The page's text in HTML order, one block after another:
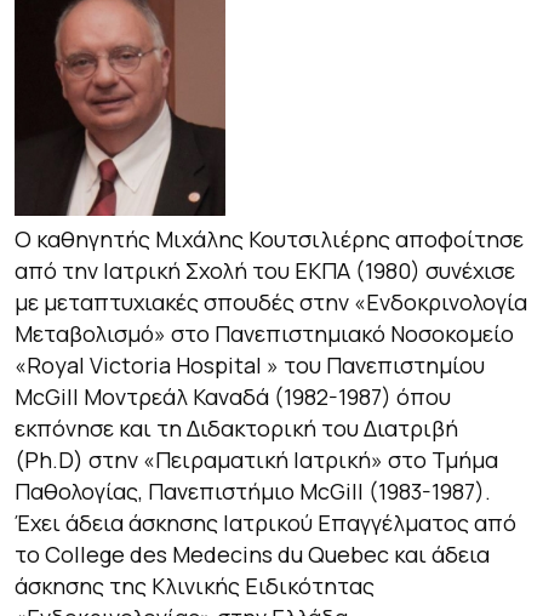
O καθηγητής Μιχάλης Κουτσιλιέρης αποφοίτησε
από την Ιατρική Σχολή του ΕΚΠΑ (1980) συνέχισε
με μεταπτυχιακές σπουδές στην «Ενδοκρινολογία
Μεταβολισμό» στο Πανεπιστημιακό Νοσοκομείο
«Royal Victoria Hospital » του Πανεπιστημίου
McGill Μοντρεάλ Καναδά (1982-1987) όπου
εκπόνησε και τη Διδακτορική του Διατριβή
(Ph.D) στην «Πειραματική Ιατρική» στο Τμήμα
Παθολογίας, Πανεπιστήμιο McGill (1983-1987).
Έχει άδεια άσκησης Ιατρικού Επαγγέλματος από
το College des Medecins du Quebec και άδεια
άσκησης της Κλινικής Ειδικότητας